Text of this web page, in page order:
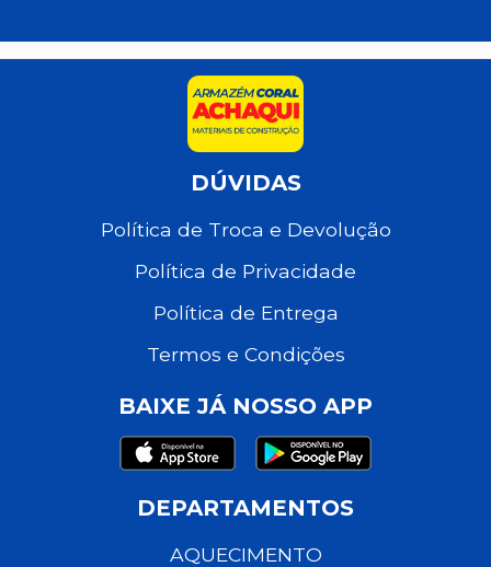
DÚVIDAS
Política de Troca e Devolução
Política de Privacidade
Política de Entrega
Termos e Condições
BAIXE JÁ NOSSO APP
DEPARTAMENTOS
AQUECIMENTO